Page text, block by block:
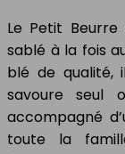
Le Petit
sablé à la fois
blé de qualité,
savoure seul
accompagné
toute la